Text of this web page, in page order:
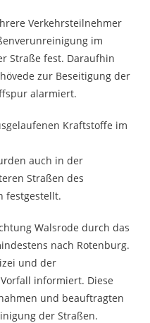
Verkehrsteilnehmer
im
Straße fest. Daraufhin
zur Beseitigung der
alarmiert.
Kraftstoffe im
auch in der
Straßen des
festgestellt.
Walsrode durch das
nach Rotenburg.
und der
informiert. Diese
und beauftragten
der Straßen.